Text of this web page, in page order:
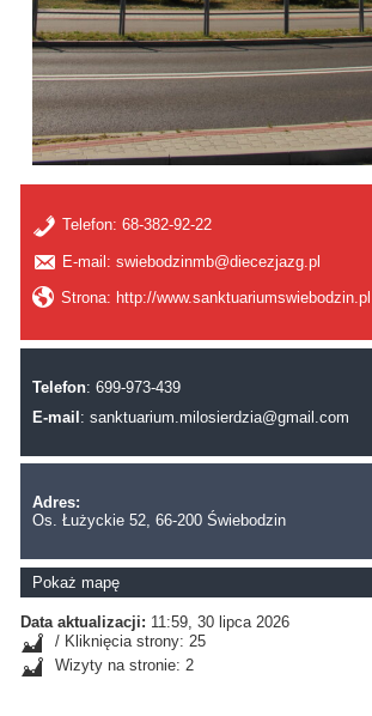
Telefon:68-382-92-22
E-mail: swiebodzinmb@diecezjazg.pl
Strona: http://www.sanktuariumswiebodzin.pl
Telefon: 699-973-439
E-mail :sanktuarium.milosierdzia@gmail.com
Adres:
Os. Łużyckie 52, 66-200 Świebodzin
Pokaż mapę
Data aktualizacji: 11:59, 30 lipca 2026
/ Kliknięcia strony: 25
Wizyty na stronie: 2